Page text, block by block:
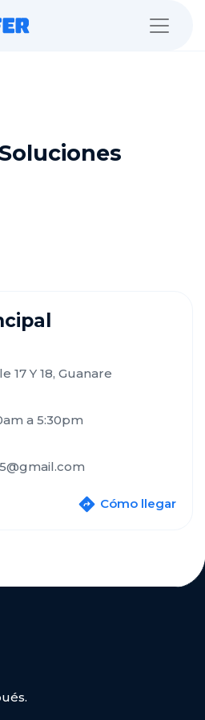
17 Y 18, Guanare
a 5:30pm
Cómo llegar